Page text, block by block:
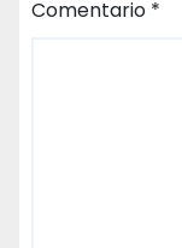
Comentario *